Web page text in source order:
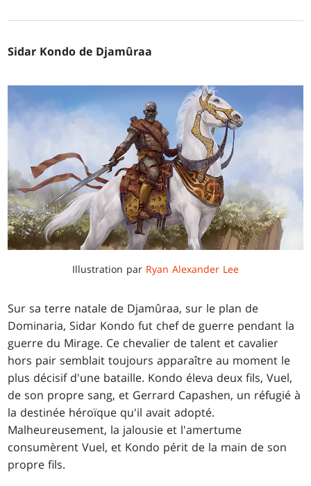
Sidar Kondo de Djamûraa
Illustration par Ryan Alexander Lee
Sur sa terre natale de Djamûraa, sur le plan de
Dominaria, Sidar Kondo fut chef de guerre pendant la
guerre du Mirage. Ce chevalier de talent et cavalier
hors pair semblait toujours apparaître au moment le
plus décisif d'une bataille. Kondo éleva deux fils, Vuel,
de son propre sang, et Gerrard Capashen, un réfugié à
la destinée héroïque qu'il avait adopté.
Malheureusement, la jalousie et l'amertume
consumèrent Vuel, et Kondo périt de la main de son
propre fils.